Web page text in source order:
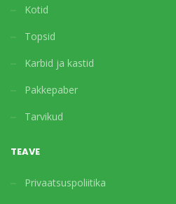
Kotid
Topsid
Karbid ja kastid
Pakkepaber
Tarvikud
TEAVE
Privaatsuspoliitika